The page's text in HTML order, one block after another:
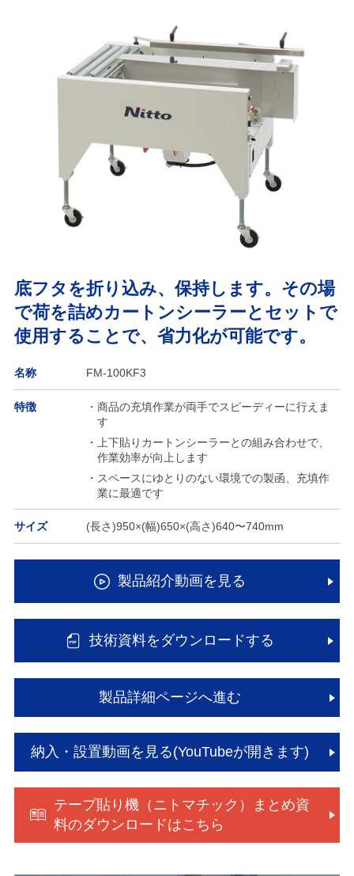
底フタを折り込み、保持します。その場
で荷を詰めカートンシーラーとセットで
使用することで、省力化が可能です。
名称 FM-100KF3
特徴
・商品の充填作業が両手でスピーディーに行えま
す
・上下貼りカートンシーラーとの組み合わせで、
作業効率が向上します
・スペースにゆとりのない環境での製函、充填作
業に最適です
サイズ (長さ)950×(幅)650×(高さ)640〜740mm
製品紹介動画を見る
技術資料をダウンロードする
製品詳細ページへ進む
納入・設置動画を見る(YouTubeが開きます)
テープ貼り機（ニトマチック）まとめ資
料のダウンロードはこちら